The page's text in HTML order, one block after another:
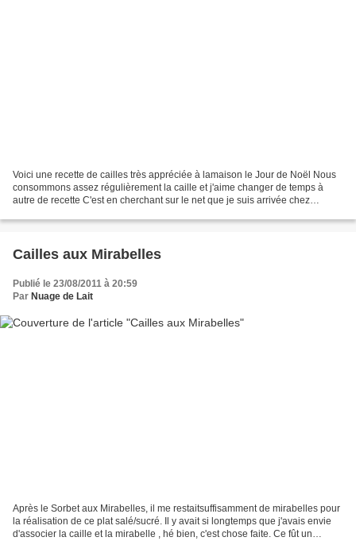
Voici une recette de cailles très appréciée à lamaison le Jour de Noël Nous
consommons assez régulièrement la caille et j'aime changer de temps à
autre de recette C'est en cherchant sur le net que je suis arrivée chez
Cailles aux Mirabelles
Publié le 23/08/2011 à 20:59
Par Nuage de Lait
Après le Sorbet aux Mirabelles, il me restaitsuffisamment de mirabelles pour
la réalisation de ce plat salé/sucré. Il y avait si longtemps que j'avais envie
d'associer la caille et la mirabelle , hé bien, c'est chose faite. Ce fût un